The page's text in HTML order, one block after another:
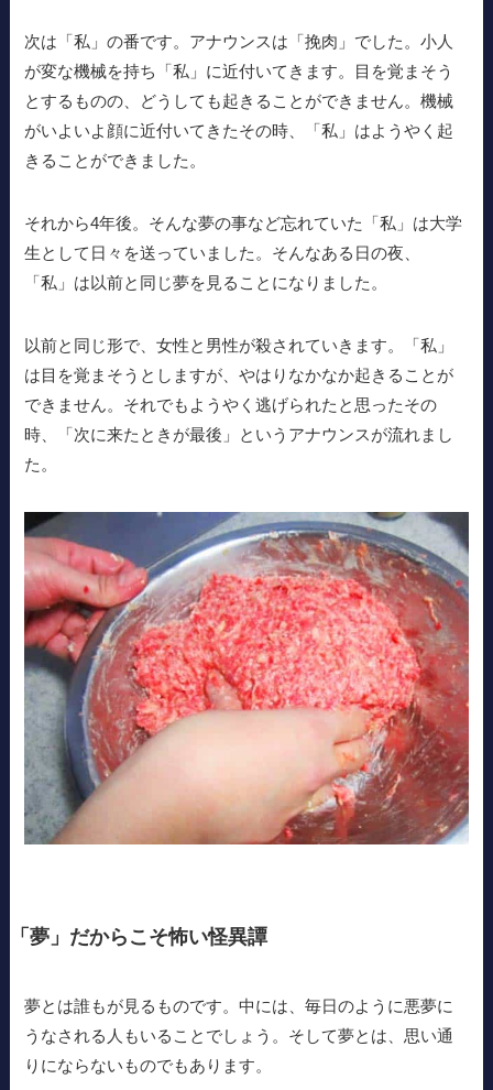
次は「私」の番です。アナウンスは「挽肉」でした。小人
が変な機械を持ち「私」に近付いてきます。目を覚まそう
とするものの、どうしても起きることができません。機械
がいよいよ顔に近付いてきたその時、「私」はようやく起
きることができました。
それから4年後。そんな夢の事など忘れていた「私」は大学
生として日々を送っていました。そんなある日の夜、
「私」は以前と同じ夢を見ることになりました。
以前と同じ形で、女性と男性が殺されていきます。「私」
は目を覚まそうとしますが、やはりなかなか起きることが
できません。それでもようやく逃げられたと思ったその
時、「次に来たときが最後」というアナウンスが流れまし
た。
「夢」だからこそ怖い怪異譚
夢とは誰もが見るものです。中には、毎日のように悪夢に
うなされる人もいることでしょう。そして夢とは、思い通
りにならないものでもあります。